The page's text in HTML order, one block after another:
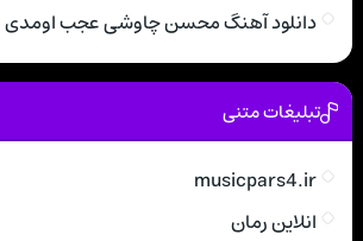
دانلود آهنگ محسن چاوشی عجب اومدی
تبلیغات متنی
musicpars4.ir
انلاین رمان